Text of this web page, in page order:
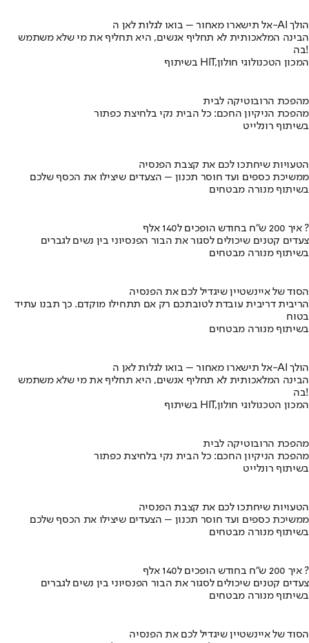
אל תישארו מאחור – בואו לגלות לאן ה-AI הולך
הבינה המלאכותית לא תחליף אנשים, היא תחליף את מי שלא משתמש
בה!
בשיתוף HIT,המכון הטכנולוגי חולון
מהפכת הרובוטיקה לבית
מהפכת הניקיון החכם: כל הבית נקי בלחיצת כפתור
בשיתוף רונלייט
הטעויות שיחתכו לכם את קצבת הפנסיה
ממשיכת כספים ועד חוסר תכנון – הצעדים שיצילו את הכסף שלכם
בשיתוף מנורה מבטחים
איך 200 ש"ח בחודש הופכים ל140 אלף ?
צעדים קטנים שיכולים לסגור את הבור הפנסיוני בין נשים לגברים
בשיתוף מנורה מבטחים
הסוד של איינשטיין שיגדיל לכם את הפנסיה
הריבית דריבית עובדת לטובתכם רק אם תתחילו מוקדם. כך תבנו עתיד
בטוח
בשיתוף מנורה מבטחים
אל תישארו מאחור – בואו לגלות לאן ה-AI הולך
הבינה המלאכותית לא תחליף אנשים, היא תחליף את מי שלא משתמש
בה!
בשיתוף HIT,המכון הטכנולוגי חולון
מהפכת הרובוטיקה לבית
מהפכת הניקיון החכם: כל הבית נקי בלחיצת כפתור
בשיתוף רונלייט
הטעויות שיחתכו לכם את קצבת הפנסיה
ממשיכת כספים ועד חוסר תכנון – הצעדים שיצילו את הכסף שלכם
בשיתוף מנורה מבטחים
איך 200 ש"ח בחודש הופכים ל140 אלף ?
צעדים קטנים שיכולים לסגור את הבור הפנסיוני בין נשים לגברים
בשיתוף מנורה מבטחים
הסוד של איינשטיין שיגדיל לכם את הפנסיה